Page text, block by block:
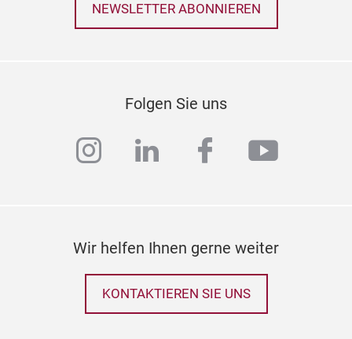
NEWSLETTER ABONNIEREN
Folgen Sie uns
instagram
linkedinfacebook
Wir helfen Ihnen gerne weiter
KONTAKTIEREN SIE UNS